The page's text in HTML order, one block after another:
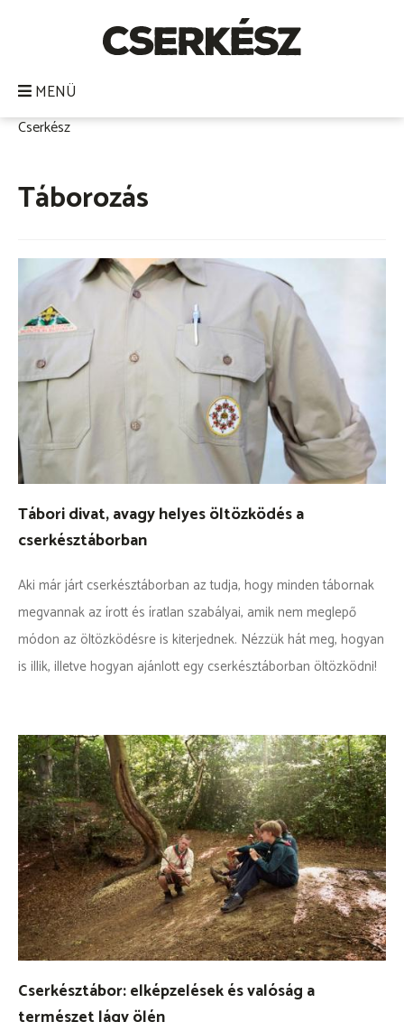
KEZDŐLAP
CSERKÉSZ
Kapcsolat
szmcs.sk
MENÜ
Cserkész
Táborozás
Tábori divat, avagy helyes öltözködés a
cserkésztáborban
Aki már járt cserkésztáborban az tudja, hogy minden tábornak
megvannak az írott és íratlan szabályai, amik nem meglepő
módon az öltözködésre is kiterjednek. Nézzük hát meg, hogyan
is illik, illetve hogyan ajánlott egy cserkésztáborban öltözködni!
Cserkésztábor: elképzelések és valóság a